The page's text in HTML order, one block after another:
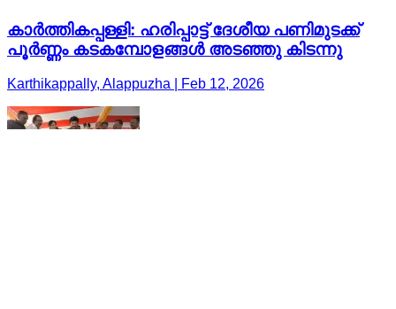
കാർത്തികപ്പള്ളി: ഹരിപ്പാട്ട് ദേശീയ പണിമുടക്ക്
പൂർണ്ണം കടകമ്പോളങ്ങൾ അടഞ്ഞു കിടന്നു
Karthikappally, Alappuzha | Feb 12, 2026